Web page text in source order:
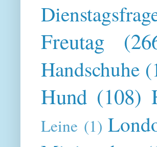
Freutag
Handschuhe
Hund (108)
Leine (1)